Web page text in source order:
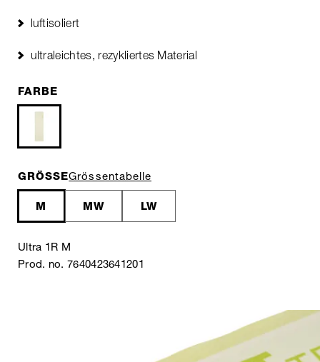
luftisoliert
ultraleichtes, rezykliertes Material
FARBE
GRÖSSEGrössentabelle
M MW LW
Ultra 1R M
Prod. no. 7640423641201